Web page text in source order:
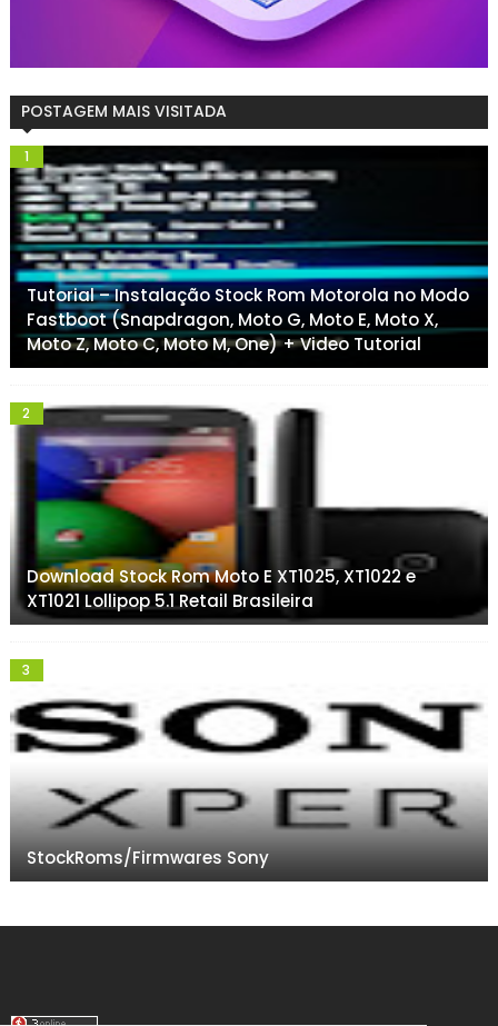
POSTAGEM MAIS VISITADA
Tutorial – Instalação Stock Rom Motorola no Modo
Fastboot (Snapdragon, Moto G, Moto E, Moto X,
Moto Z, Moto C, Moto M, One) + Video Tutorial
Download Stock Rom Moto E XT1025, XT1022 e
XT1021 Lollipop 5.1 Retail Brasileira
StockRoms/Firmwares Sony